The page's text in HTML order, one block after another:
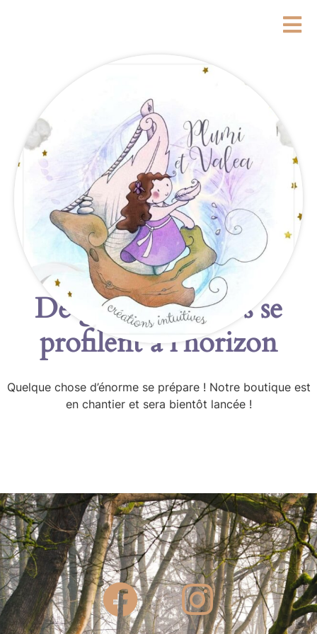
De grandes choses se
profilent à l’horizon
Quelque chose d’énorme se prépare ! Notre boutique est
en chantier et sera bientôt lancée !